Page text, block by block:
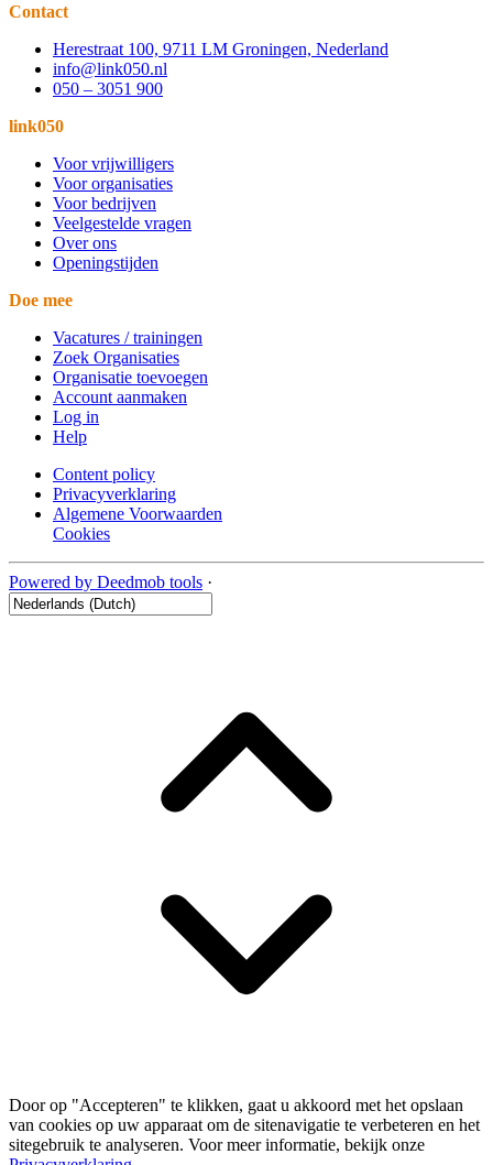
Contact
Herestraat 100, 9711 LM Groningen, Nederland
info@link050.nl
050 – 3051 900
link050
Voor vrijwilligers
Voor organisaties
Voor bedrijven
Veelgestelde vragen
Over ons
Openingstijden
Doe mee
Vacatures / trainingen
Zoek Organisaties
Organisatie toevoegen
Account aanmaken
Log in
Help
Content policy
Privacyverklaring
Algemene Voorwaarden
Cookies
Powered by Deedmob tools ·
Door op "Accepteren" te klikken, gaat u akkoord met het opslaan
van cookies op uw apparaat om de sitenavigatie te verbeteren en het
sitegebruik te analyseren. Voor meer informatie, bekijk onze